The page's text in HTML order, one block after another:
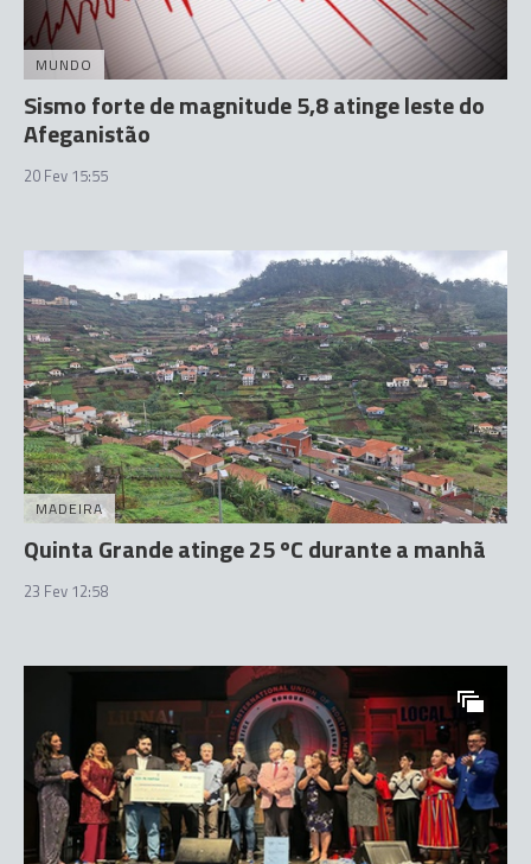
MUNDO
Sismo forte de magnitude 5,8 atinge leste do
Afeganistão
20 Fev 15:55
MADEIRA
Quinta Grande atinge 25 ºC durante a manhã
23 Fev 12:58